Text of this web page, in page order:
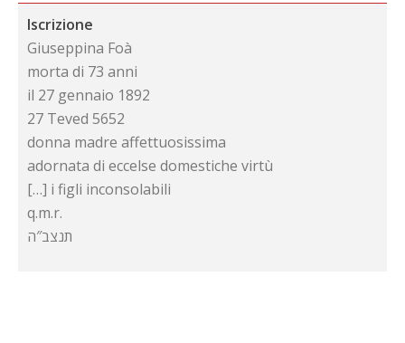
Iscrizione
Giuseppina Foà
morta di 73 anni
il 27 gennaio 1892
27 Teved 5652
donna madre affettuosissima
adornata di eccelse domestiche virtù
[…] i figli inconsolabili
q.m.r.
תנצב″ה